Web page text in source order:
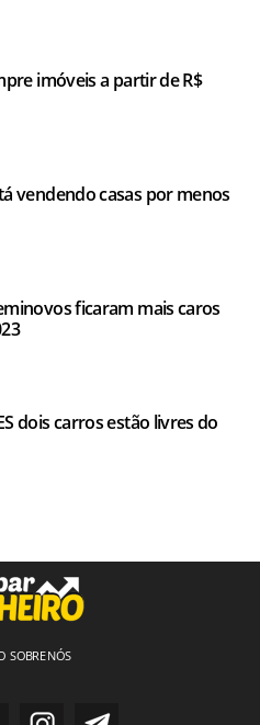
imóveis a partir de R$
vendendo casas por menos
ficaram mais caros
dois carros estão livres do
SOBRE NÓS